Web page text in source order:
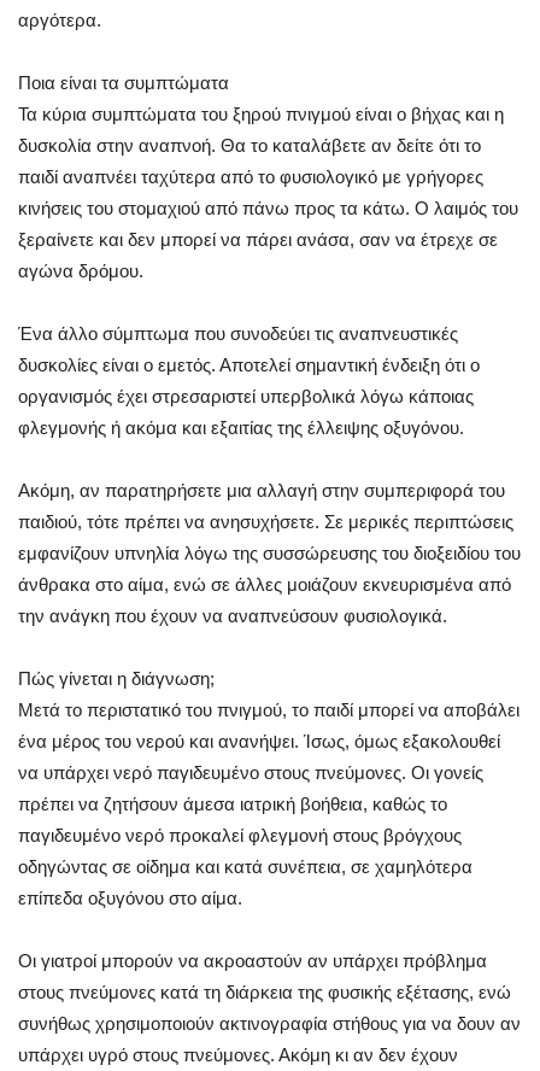
αργότερα.
Ποια είναι τα συμπτώματα
Τα κύρια συμπτώματα του ξηρού πνιγμού είναι ο βήχας και η
δυσκολία στην αναπνοή. Θα το καταλάβετε αν δείτε ότι το
παιδί αναπνέει ταχύτερα από το φυσιολογικό με γρήγορες
κινήσεις του στομαχιού από πάνω προς τα κάτω. Ο λαιμός του
ξεραίνετε και δεν μπορεί να πάρει ανάσα, σαν να έτρεχε σε
αγώνα δρόμου.
Ένα άλλο σύμπτωμα που συνοδεύει τις αναπνευστικές
δυσκολίες είναι ο εμετός. Αποτελεί σημαντική ένδειξη ότι ο
οργανισμός έχει στρεσαριστεί υπερβολικά λόγω κάποιας
φλεγμονής ή ακόμα και εξαιτίας της έλλειψης οξυγόνου.
Ακόμη, αν παρατηρήσετε μια αλλαγή στην συμπεριφορά του
παιδιού, τότε πρέπει να ανησυχήσετε. Σε μερικές περιπτώσεις
εμφανίζουν υπνηλία λόγω της συσσώρευσης του διοξειδίου του
άνθρακα στο αίμα, ενώ σε άλλες μοιάζουν εκνευρισμένα από
την ανάγκη που έχουν να αναπνεύσουν φυσιολογικά.
Πώς γίνεται η διάγνωση;
Μετά το περιστατικό του πνιγμού, το παιδί μπορεί να αποβάλει
ένα μέρος του νερού και ανανήψει. Ίσως, όμως εξακολουθεί
να υπάρχει νερό παγιδευμένο στους πνεύμονες. Οι γονείς
πρέπει να ζητήσουν άμεσα ιατρική βοήθεια, καθώς το
παγιδευμένο νερό προκαλεί φλεγμονή στους βρόγχους
οδηγώντας σε οίδημα και κατά συνέπεια, σε χαμηλότερα
επίπεδα οξυγόνου στο αίμα.
Οι γιατροί μπορούν να ακροαστούν αν υπάρχει πρόβλημα
στους πνεύμονες κατά τη διάρκεια της φυσικής εξέτασης, ενώ
συνήθως χρησιμοποιούν ακτινογραφία στήθους για να δουν αν
υπάρχει υγρό στους πνεύμονες. Ακόμη κι αν δεν έχουν